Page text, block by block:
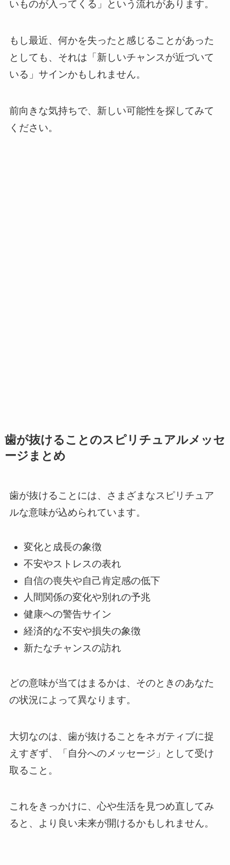
いものが入ってくる」という流れがあります。
もし最近、何かを失ったと感じることがあった
としても、それは「新しいチャンスが近づいて
いる」サインかもしれません。
前向きな気持ちで、新しい可能性を探してみて
ください。
歯が抜けることのスピリチュアルメッセ
ージまとめ
歯が抜けることには、さまざまなスピリチュア
ルな意味が込められています。
変化と成長の象徴
不安やストレスの表れ
自信の喪失や自己肯定感の低下
人間関係の変化や別れの予兆
健康への警告サイン
経済的な不安や損失の象徴
新たなチャンスの訪れ
どの意味が当てはまるかは、そのときのあなた
の状況によって異なります。
大切なのは、歯が抜けることをネガティブに捉
えすぎず、「自分へのメッセージ」として受け
取ること。
これをきっかけに、心や生活を見つめ直してみ
ると、より良い未来が開けるかもしれません。